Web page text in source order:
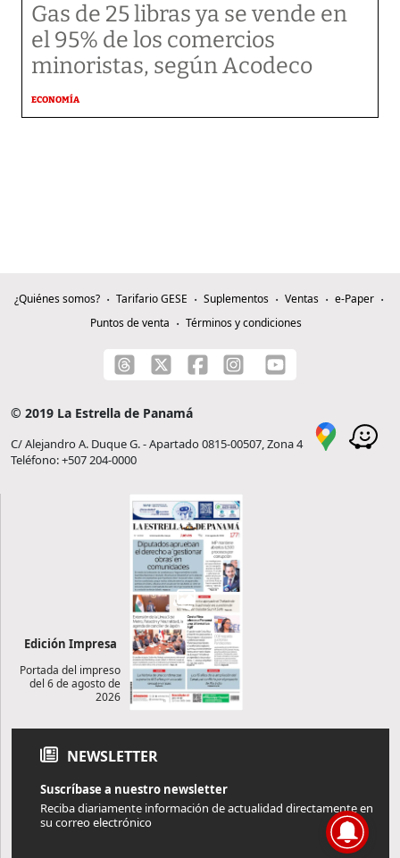
Gas de 25 libras ya se vende en
el 95% de los comercios
minoristas, según Acodeco
ECONOMÍA
¿Quiénes somos? Tarifario GESE Suplementos Ventas
e-Paper
Puntos de venta
Términos y condiciones
© 2019 La Estrella de Panamá
C/ Alejandro A. Duque G. - Apartado 0815-00507, Zona 4
Teléfono: +507 204-0000
Edición Impresa
Portada del impreso
del 6 de agosto de
2026
NEWSLETTER
Suscríbase a nuestro newsletter
Reciba diariamente información de actualidad directamente en
su correo electrónico